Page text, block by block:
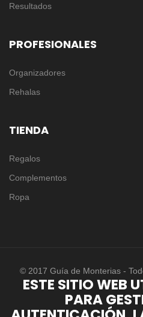
Resultados
PROFESIONALES
Organizadores
Rehalas
TIENDA
Regalos
Complementos
Ropa
© 2017 Guía de Monterias -
ESTE SITIO WEB
PARA